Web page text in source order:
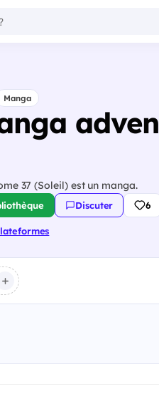
Manga
37 (Soleil) est un manga.
Discuter 6